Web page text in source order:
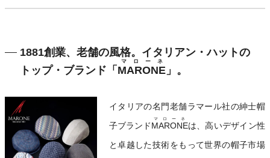
1881創業、老舗の風格。イタリアン・ハットの
トップ・ブランド「 MARONE
マローネ
」。
イタリアの名門老舗ラマール社の紳士帽
子ブランドMARONE
マローネ
は、高いデザイン性
と卓越した技術をもって世界の帽子市場